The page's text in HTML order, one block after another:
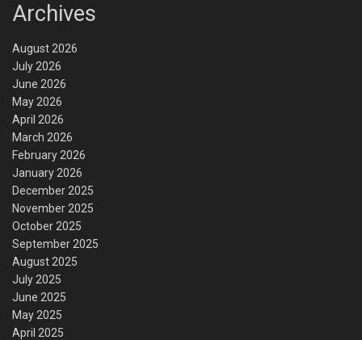
Archives
August 2026
July 2026
June 2026
May 2026
April 2026
March 2026
February 2026
January 2026
December 2025
November 2025
October 2025
September 2025
August 2025
July 2025
June 2025
May 2025
April 2025